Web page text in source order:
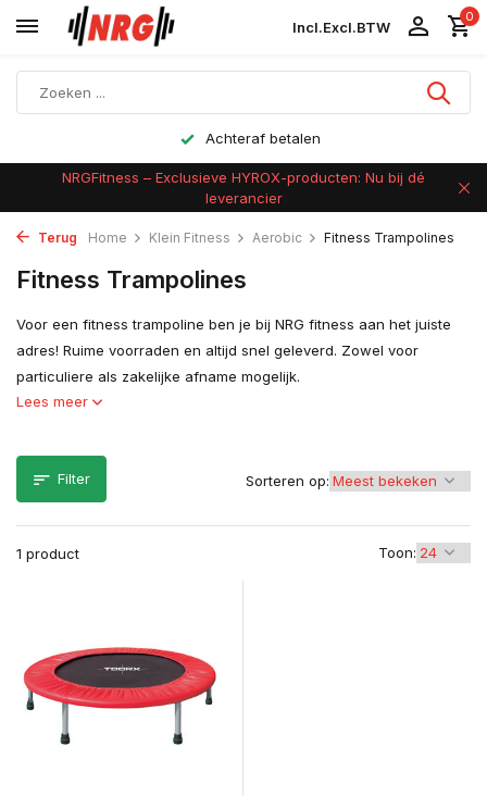
Incl.Excl.BTW
0
Achteraf betalen
NRGFitness – Exclusieve HYROX-producten: Nu bij dé
leverancier
Terug Home Klein Fitness Aerobic Fitness Trampolines
Fitness Trampolines
Voor een fitness trampoline ben je bij NRG fitness aan het juiste
adres! Ruime voorraden en altijd snel geleverd. Zowel voor
particuliere als zakelijke afname mogelijk.
Lees meer
Filter
1 product Toon:
Sorteren op: